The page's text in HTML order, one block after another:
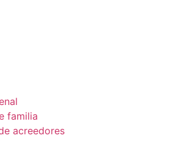
familia
acreedores